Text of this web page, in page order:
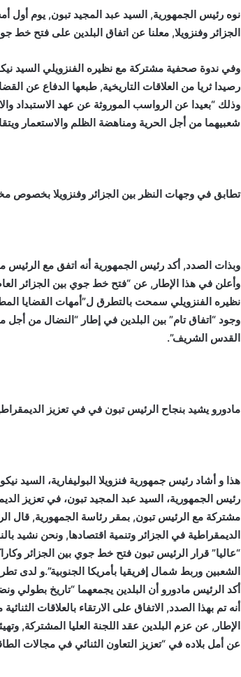
نوه رئيس الجمهورية, السيد عبد المجيد تبون, يوم أول
الجزائر وفنزويلا, معلنا عن اتفاق البلدين على فتح خط
وفي ندوة صحفية مشتركة مع نظيره الفنزويلي السيد
رصيدا ثريا من العلاقات التاريخية, طبعها الدفاع عن
وذلك “بعيدا عن الرواسب الموروثة عن عهد الاستبداد
شعبيهما من أجل الحرية ومناهضة الظلم والاستعمار
تطابق في وجهات النظر بين الجزائر وفنزويلا بخصوص
وبذات الصدد, أكد رئيس الجمهورية أنه اتفق مع الرئيس
وأعلن في هذا الإطار, عن “فتح خط جوي بين الجزائر
نظيره الفنزويلي سمحت بالتطرق ل”أمهات القضايا
وجود “اتفاق تام” بين البلدين في إطار “النضال من
القدس الشريف”.
مادورو يشيد بنجاح الرئيس تبون في في تعزيز
هذا و أشاد رئيس جمهورية فنزويلا البوليفارية، السيد
رئيس الجمهورية، السيد عبد المجيد تبون، في تعزيز
مشتركة مع الرئيس تبون, بمقر رئاسة الجمهورية, قال
الديمقراطية في الجزائر وتنمية اقتصادها, ونحن نشيد
“عاليا” قرار الرئيس تبون فتح خط جوي بين الجزائر
الشعبين وربط شمال إفريقيا بأمريكا الجنوبية”.و لدى
أكد الرئيس مادورو أن البلدين يجمعهما “تاريخ بطولي
أنه تم بهذا الصدد, الاتفاق على الارتقاء بالعلاقات
الإطار, عن عزم البلدين عقد اللجنة العليا المشتركة,
عن أمل بلاده في “تعزيز التعاون الثنائي في مجالات